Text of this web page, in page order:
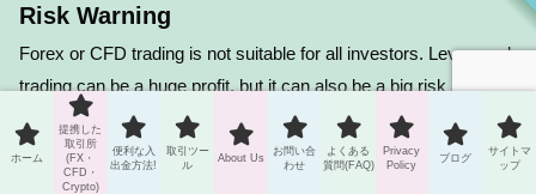
Risk Warning
Forex or CFD trading is not suitable for all investors. Leveraged
trading can be a huge profit, but it can also be a big risk and
loss. Carefully consider your investment objectives, degree of
experience and risk tolerance before deciding on forex trading.
You may lose some or all of your initial investment. Therefore,
ホーム
提携した
取引所
(FX・
CFD・
Crypto)
便利な入
出金方法!
取引ツー
ル
About Us
お問い合
わせ
よくある
質問(FAQ)
Privacy
Policy
ブログ
サイトマ
ップ